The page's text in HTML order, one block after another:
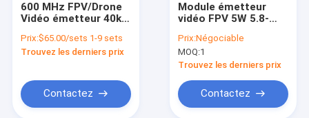
Demande de soumission
600 MHz FPV/Drone
Vidéo émetteur 40km
vidéo sans fil avec 8
canaux Ultra Longue
Prix:$65.00/sets 1-9 sets
Trouvez les derniers prix
Contactez
Module émetteur
vidéo FPV 5W 5.8-
pour accessoires de
drones
Prix:Négociable
MOQ:1
Trouvez les derniers prix
Contactez